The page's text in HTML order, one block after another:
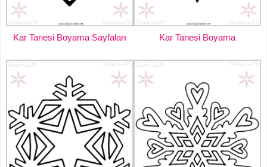
Kar Tanesi Boyama Sayfaları Kar Tanesi Boyama